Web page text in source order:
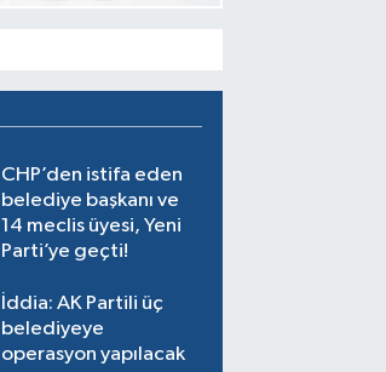
CHP’den istifa eden
belediye başkanı ve
14 meclis üyesi, Yeni
Parti’ye geçti!
İddia: AK Partili üç
belediyeye
operasyon yapılacak